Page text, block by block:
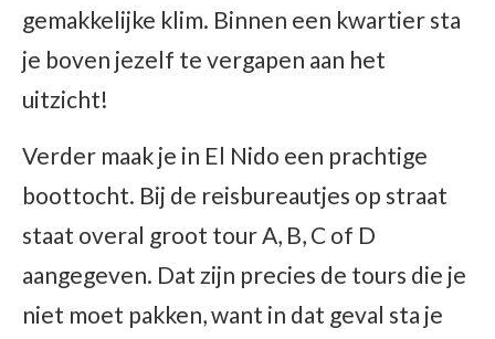
gemakkelijke klim. Binnen een kwartier sta
je boven jezelf te vergapen aan het
uitzicht!
Verder maak je in El Nido een prachtige
boottocht. Bij de reisbureautjes op straat
staat overal groot tour A, B, C of D
aangegeven. Dat zijn precies de tours die je
niet moet pakken, want in dat geval sta je